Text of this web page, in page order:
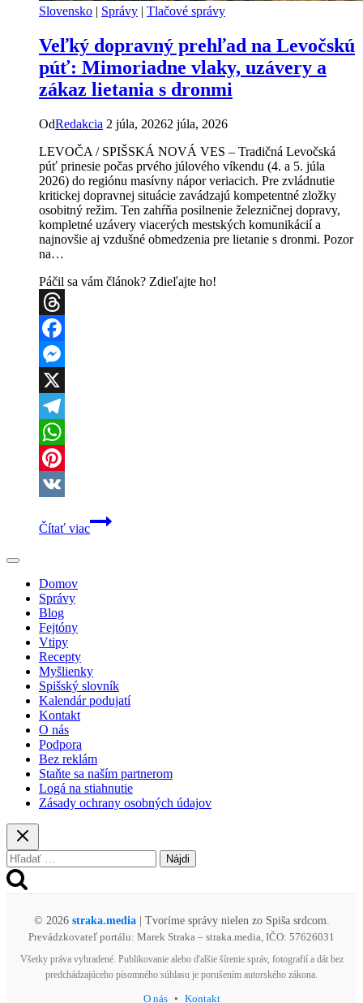
Slovensko | Správy | Tlačové správy
Veľký dopravný prehľad na Levočskú
púť: Mimoriadne vlaky, uzávery a
zákaz lietania s dronmi
OdRedakcia 2 júla, 20262 júla, 2026
LEVOČA / SPIŠSKÁ NOVÁ VES – Tradičná Levočská
púť prinesie počas prvého júlového víkendu (4. a 5. júla
2026) do regiónu masívny nápor veriacich. Pre zvládnutie
kritickej dopravnej situácie zavádzajú kompetentné zložky
osobitný režim. Ten zahŕňa posilnenie železničnej dopravy,
kompletné uzávery viacerých mestských komunikácií a
najnovšie aj vzdušné obmedzenia pre lietanie s dronmi. Pozor
na…
Páčil sa vám článok? Zdieľajte ho!
Threads
Facebook
Messenger
X
Telegram
WhatsApp
Pinterest
Čítať viac
Veľký
dopravný
lietania
s
dronmi
Domov
Správy
Blog
Fejtóny
Vtipy
Recepty
Myšlienky
Spišský slovník
Kalendár podujatí
Kontakt
O nás
Podpora
Bez reklám
Staňte sa naším partnerom
Logá na stiahnutie
Zásady ochrany osobných údajov
Hľadať:
© 2026 straka.media| Tvoríme správy nielen zo Spiša srdcom.
Prevádzkovateľ portálu: Marek Straka – straka.media, IČO: 57626031
Všetky práva vyhradené. Publikovanie alebo ďalšie šírenie správ, fotografií a dát bez
predchádzajúceho písomného súhlasu je porušením autorského zákona.
O nás • Kontakt